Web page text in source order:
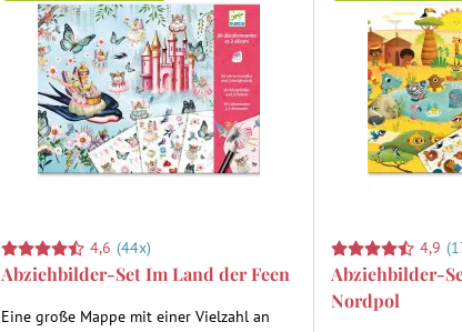
4,6 (44x)
Abziehbilder-Set Im Land der Feen
Eine große Mappe mit einer Vielzahl an
4,9
Abziehbilder-
Nordpol